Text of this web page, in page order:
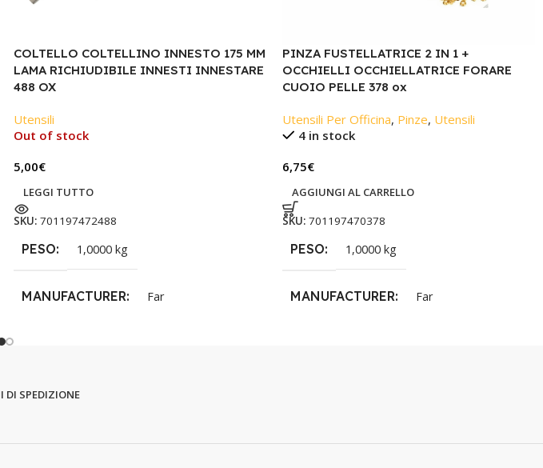
COLTELLO COLTELLINO INNESTO 175 MM
LAMA RICHIUDIBILE INNESTI INNESTARE
488 OX
Utensili
Out of stock
5,00€
LEGGI TUTTO
SKU: 701197472488
PESO 1,0000 kg
MANUFACTURER Far
PINZA FUSTELLATRICE 2 IN 1 +
OCCHIELLI OCCHIELLATRICE FORARE
CUOIO PELLE 378 ox
Utensili Per Officina, Pinze, Utensili
4 in stock
6,75€
AGGIUNGI AL CARRELLO
SKU: 701197470378
PESO 1,0000 kg
MANUFACTURER Far
DI SPEDIZIONE